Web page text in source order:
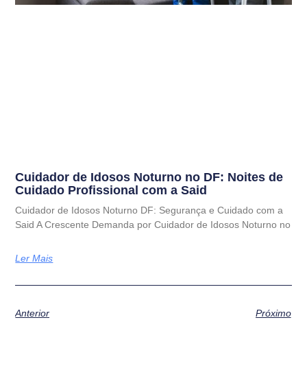
Cuidador de Idosos Noturno no DF: Noites de
Cuidado Profissional com a Said
Cuidador de Idosos Noturno DF: Segurança e Cuidado com a
Said A Crescente Demanda por Cuidador de Idosos Noturno no
Ler Mais
Anterior Próximo